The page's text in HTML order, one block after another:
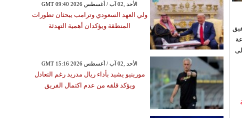
GMT 09:40 2026 الأحد ,02 آب / أغسطس
ولي العهد السعودي وترامب يبحثان تطورات
المنطقة ويؤكدان أهمية التهدئة
GMT 15:16 2026 الأحد ,02 آب / أغسطس
مورينيو يشيد بأداء ريال مدريد رغم التعادل
ويؤكد قلقه من عدم اكتمال الفريق